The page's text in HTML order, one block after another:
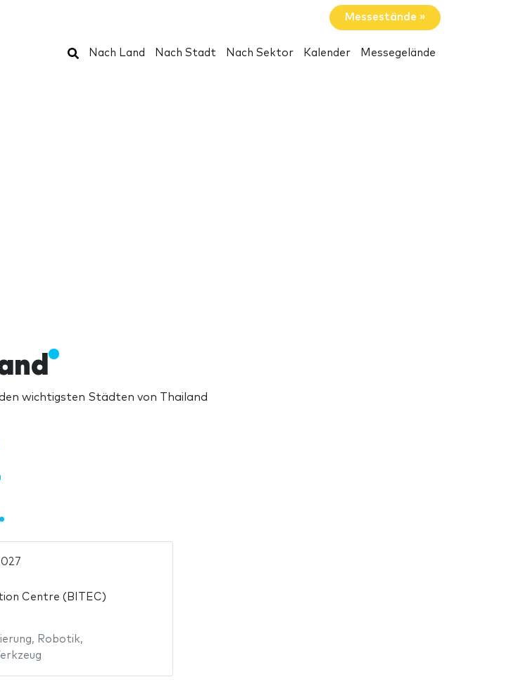
Messestände »
Suchen
Nach Land Nach Stadt Nach Sektor Kalender Messegelände
wichtigsten Städten von Thailand
Centre (BITEC)
, Robotik,